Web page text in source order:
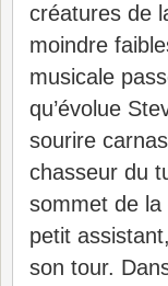
créatures de
moindre
musicale
qu’évolue
sourire
chasseur du
sommet de la
petit
son tour.